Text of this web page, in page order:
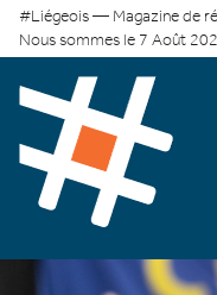
#Liégeois — Magazine de
Nous sommes le 7 Août